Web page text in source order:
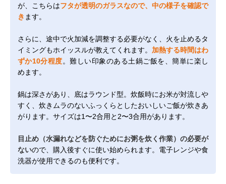
が、こちらはフタが透明のガラスなので、中の様子を確認で
き ます。
さらに、途中で火加減を調整する必要がなく、火を止めるタ
イミングもホイッスルが教えてくれます。 加熱する時間はわ
ずか10分程度。難しい印象のある土鍋ご飯を、簡単に楽し
めます。
鍋は深さがあり、底はラウンド型。炊飯時にお米が対流しや
すく、炊きムラのないふっくらとしたおいしいご飯が炊きあ
がります。サイズは1〜2合用と2〜3合用があります。
目止め（水漏れなどを防ぐためにお粥を炊く作業）の必要が
ないので、購入後すぐに使い始められます。電子レンジや食
洗器が使用できるのも便利です。